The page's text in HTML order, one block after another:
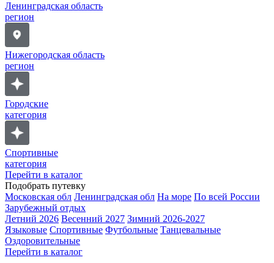
Ленинградская область
регион
Нижегородская область
регион
Городские
категория
Спортивные
категория
Перейти в каталог
Подобрать путевку
Московская обл Ленинградская обл На море По всей России
Зарубежный отдых
Летний 2026 Весенний 2027 Зимний 2026-2027
Языковые Спортивные Футбольные Танцевальные
Оздоровительные
Перейти в каталог